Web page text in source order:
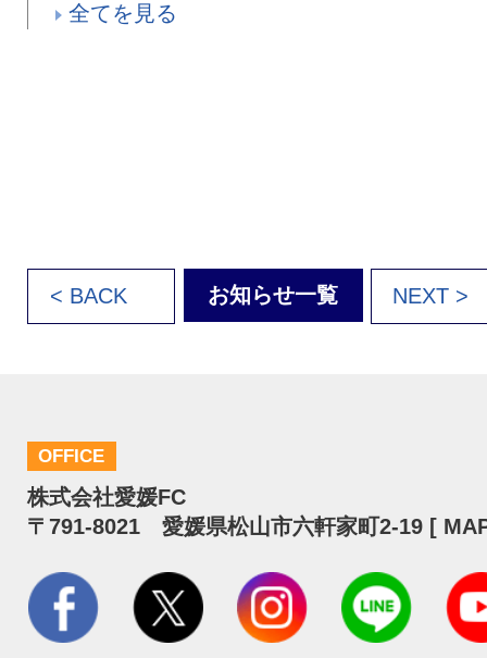
全てを見る
< BACK お知らせ一覧 NEXT >
OFFICE
株式会社愛媛FC
〒791-8021 愛媛県松山市六軒家町2-19 [